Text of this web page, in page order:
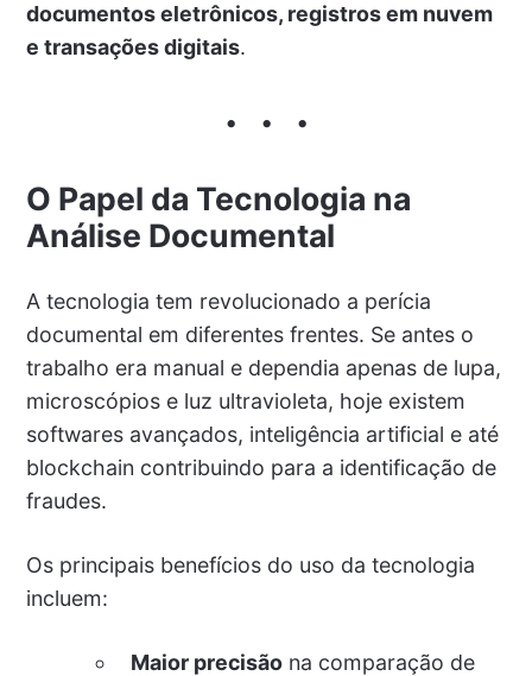
documentos eletrônicos, registros em nuvem
e transações digitais.
O Papel da Tecnologia na
Análise Documental
A tecnologia tem revolucionado a perícia
documental em diferentes frentes. Se antes o
trabalho era manual e dependia apenas de lupa,
microscópios e luz ultravioleta, hoje existem
softwares avançados, inteligência artificial e até
blockchain contribuindo para a identificação de
fraudes.
Os principais benefícios do uso da tecnologia
incluem:
Maior precisãona comparação de